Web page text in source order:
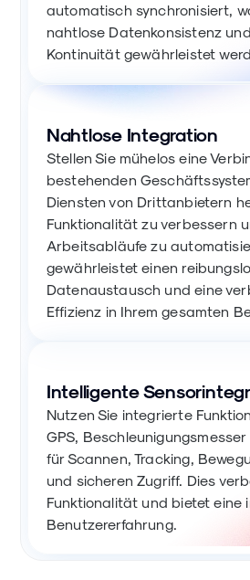
automatisch synchronisiert,
nahtlose Datenkonsistenz
Kontinuität gewährleistet
Nahtlose Integration
Stellen Sie mühelos eine
bestehenden
Diensten von Drittanbietern
Funktionalität zu verbessern
Arbeitsabläufe zu
gewährleistet einen
Datenaustausch und eine
Effizienz in Ihrem gesamten
Intelligente
Nutzen Sie integrierte
GPS,
für Scannen, Tracking,
und sicheren Zugriff. Dies
Funktionalität und bietet eine
Benutzererfahrung.